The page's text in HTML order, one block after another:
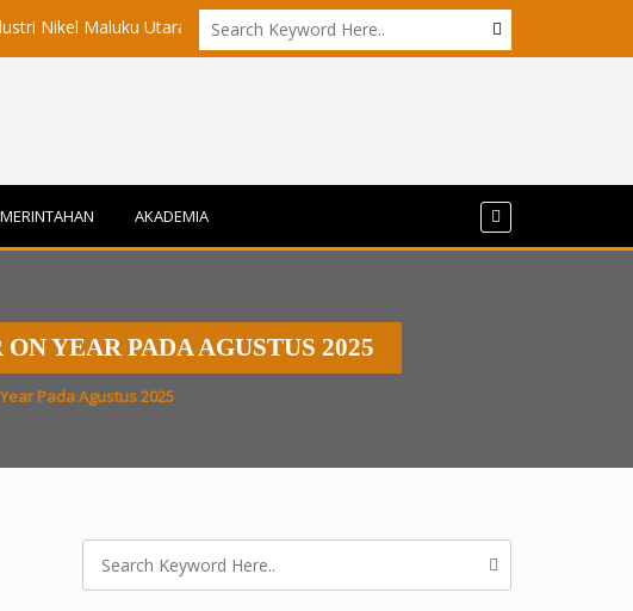
Maluku Utara? Akademisi UI dan ITB Menyoroti Tata Kelola dan
AKADEMIA
YEAR PADA AGUSTUS 2025
Pada Agustus 2025